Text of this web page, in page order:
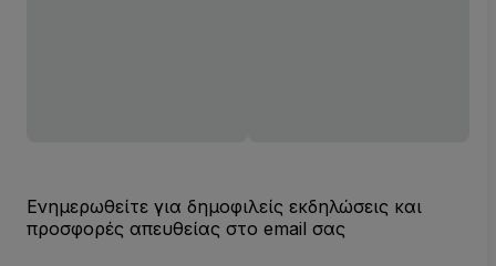
Ενημερωθείτε για δημοφιλείς εκδηλώσεις και
προσφορές απευθείας στο email σας